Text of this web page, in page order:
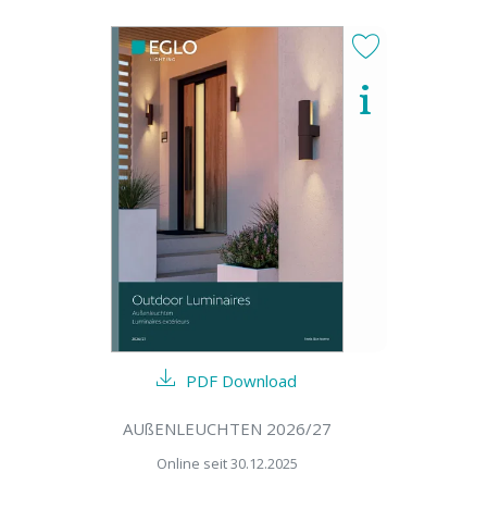
PDF Download
AUßENLEUCHTEN 2026/27
Online seit 30.12.2025